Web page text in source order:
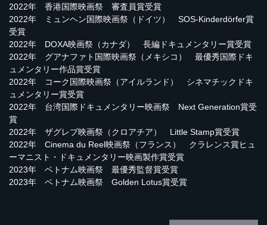
2022年 香港国際映画祭 審査員賞受賞
2022年 ミュンヘン国際映画祭（ドイツ） SOS-Kinderdörfer賞
受賞
2022年 DOXA映画祭（カナダ） 長編ドキュメンタリー賞受賞
2022年 グアナファト国際映画祭（メキシコ） 最優秀国際ドキ
ュメンタリー作品賞受賞
2022年 コーク国際映画祭（アイルランド） シネマチックドキ
ュメンタリー賞受賞
2022年 台湾国際ドキュメンタリー映画祭 Next Generation賞受
賞
2022年 ザグレブ映画祭（クロアチア） Little Stamp賞受賞
2022年 Cinema du Reel映画祭（フランス） クラレンス賞ヒュ
ーマニスト・ドキュメンタリー映画製作賞受賞
2023年 ベトナム映画祭 最優秀監督賞受賞
2023年 ベトナム映画祭 Golden Lotus賞受賞